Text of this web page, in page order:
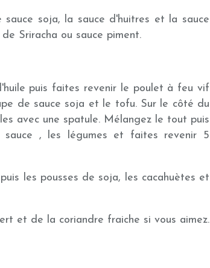
soja, la sauce d'huitres et la sauce
Sriracha ou sauce piment.
puis faites revenir le poulet à feu vif
de sauce soja et le tofu. Sur le côté du
avec une spatule. Mélangez le tout puis
sauce , les légumes et faites revenir 5
les pousses de soja, les cacahuètes et
et de la coriandre fraiche si vous aimez.